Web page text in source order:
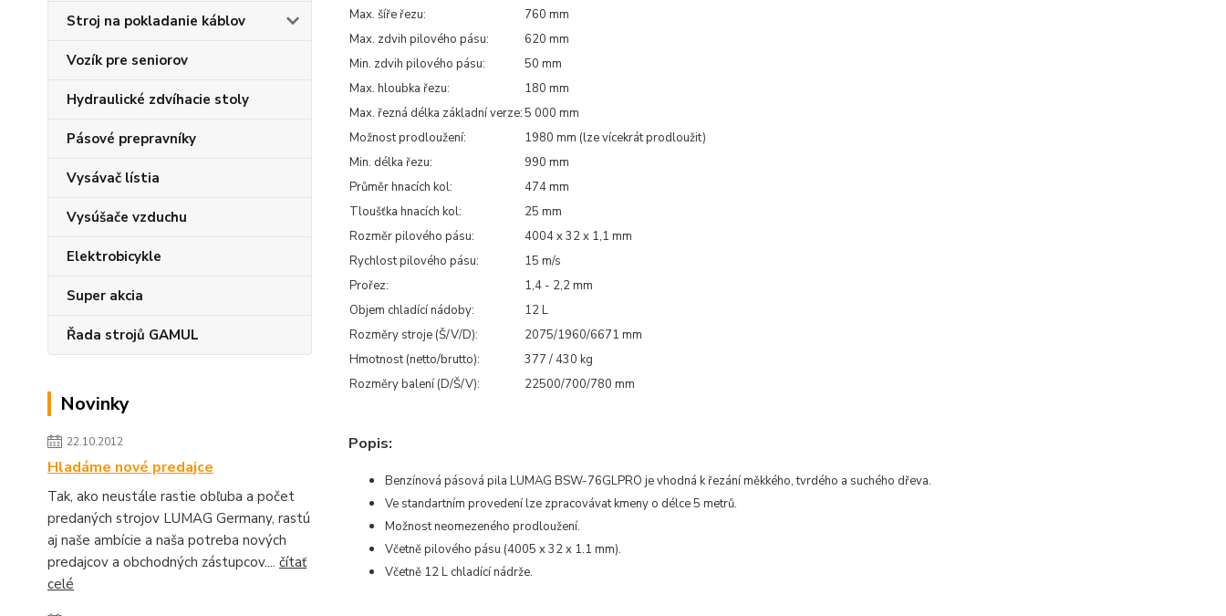
Stroj na pokladanie káblov
Vozík pre seniorov
Hydraulické zdvíhacie stoly
Pásové prepravníky
Vysávač lístia
Vysúšače vzduchu
Elektrobicykle
Super akcia
Řada strojů GAMUL
Novinky
22.10.2012
Hladáme nové predajce
Tak, ako neustále rastie obľuba a počet
predaných strojov LUMAG Germany, rastú
aj naše ambície a naša potreba nových
predajcov a obchodných zástupcov.... čítať
celé
Max. šíře řezu:
760 mm
Max. zdvih pilového pásu:
620 mm
Min. zdvih pilového pásu:
50 mm
Max. hloubka řezu:
180 mm
Max. řezná délka základní verze:5 000 mm
Možnost prodloužení:
1980 mm (lze vícekrát prodloužit)
Min. délka řezu:
990 mm
Průměr hnacích kol:
474 mm
Tloušťka hnacích kol:
25 mm
Rozměr pilového pásu:
4004 x 32 x 1,1 mm
Rychlost pilového pásu:
15 m/s
Prořez:
1,4 - 2,2 mm
Objem chladící nádoby:
12 L
Rozměry stroje (Š/V/D):
2075/1960/6671 mm
Hmotnost (netto/brutto):
377 / 430 kg
Rozměry balení (D/Š/V):
22500/700/780 mm
Popis:
Benzínová pásová pila LUMAG BSW-76GLPRO je vhodná k řezání měkkého, tvrdého a suchého dřeva.
Ve standartním provedení lze zpracovávat kmeny o délce 5 metrů.
Možnost neomezeného prodloužení.
Včetně pilového pásu (4005 x 32 x 1.1 mm).
Včetně 12 L chladící nádrže.